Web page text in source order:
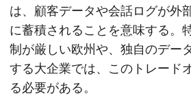
は、顧客データや会話ログが外
に蓄積されることを意味する。
制が厳しい欧州や、独自のデー
する大企業では、このトレード
る必要がある。